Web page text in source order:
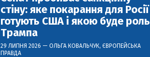
стіну: яке покарання для Росії
готують США і якою буде роль
Трампа
29 ЛИПНЯ 2026 — ОЛЬГА КОВАЛЬЧУК, ЄВРОПЕЙСЬКА
ПРАВДА